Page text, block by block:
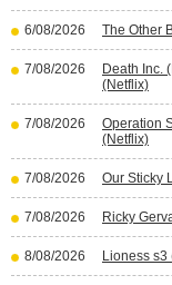
6/08/2026 The Other
7/08/2026
Death Inc.
(Netflix)
7/08/2026
Operation
(Netflix)
7/08/2026 Our Sticky
7/08/2026 Ricky
8/08/2026 Lioness s3